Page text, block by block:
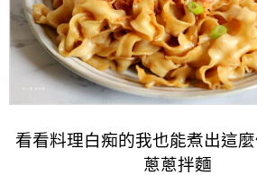
看看料理白痴的我也能煮出這
蔥蔥拌麵